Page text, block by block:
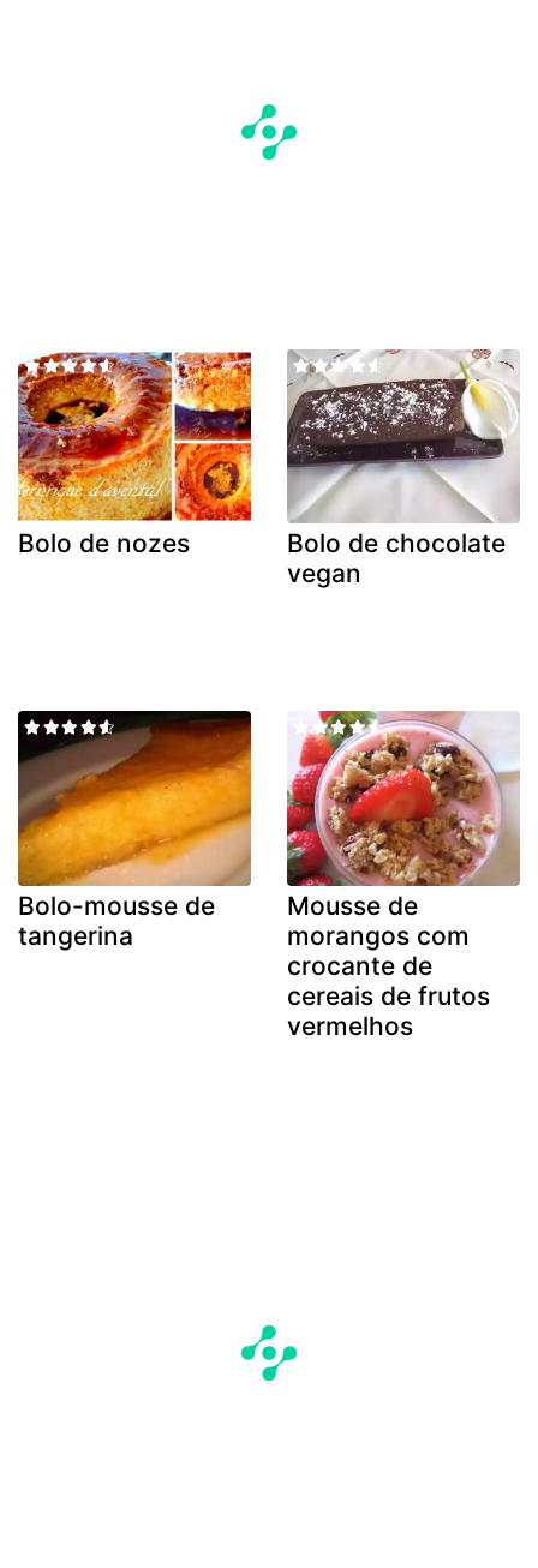
Bolo de nozes
Bolo de chocolate
vegan
Bolo-mousse de
tangerina
Mousse de
morangos com
crocante de
cereais de frutos
vermelhos